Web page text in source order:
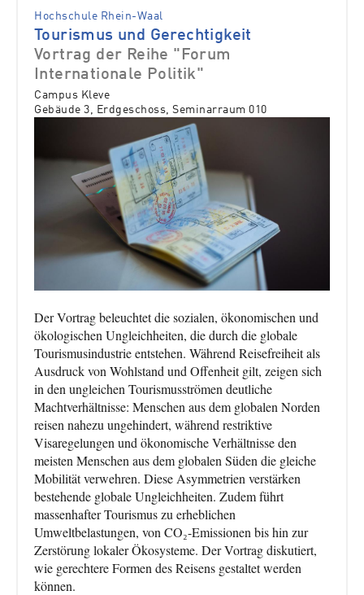
Hochschule Rhein-Waal
Tourismus und Gerechtigkeit
Vortrag der Reihe "Forum
Internationale Politik"
Campus Kleve
Gebäude 3, Erdgeschoss, Seminarraum 010
Der Vortrag beleuchtet die sozialen, ökonomischen und
ökologischen Ungleichheiten, die durch die globale
Tourismusindustrie entstehen. Während Reisefreiheit als
Ausdruck von Wohlstand und Offenheit gilt, zeigen sich
in den ungleichen Tourismusströmen deutliche
Machtverhältnisse: Menschen aus dem globalen Norden
reisen nahezu ungehindert, während restriktive
Visaregelungen und ökonomische Verhältnisse den
meisten Menschen aus dem globalen Süden die gleiche
Mobilität verwehren. Diese Asymmetrien verstärken
bestehende globale Ungleichheiten. Zudem führt
massenhafter Tourismus zu erheblichen
Umweltbelastungen, von CO₂-Emissionen bis hin zur
Zerstörung lokaler Ökosysteme. Der Vortrag diskutiert,
wie gerechtere Formen des Reisens gestaltet werden
können.